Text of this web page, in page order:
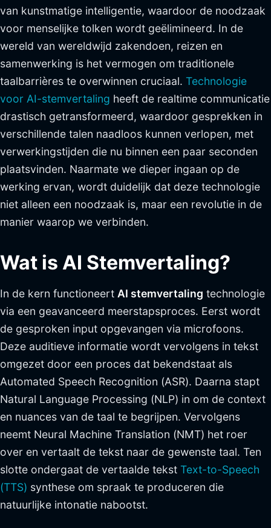
van kunstmatige intelligentie, waardoor de noodzaak
voor menselijke tolken wordt geëlimineerd. In de
wereld van wereldwijd zakendoen, reizen en
samenwerking is het vermogen om traditionele
taalbarrières te overwinnen cruciaal. Technologie
voor AI-stemvertaling heeft de realtime communicatie
drastisch getransformeerd, waardoor gesprekken in
verschillende talen naadloos kunnen verlopen, met
verwerkingstijden die nu binnen een paar seconden
plaatsvinden. Naarmate we dieper ingaan op de
werking ervan, wordt duidelijk dat deze technologie
niet alleen een noodzaak is, maar een revolutie in de
manier waarop we verbinden.
Wat is AI Stemvertaling?
In de kern functioneert AI stemvertaling technologie
via een geavanceerd meerstapsproces. Eerst wordt
de gesproken input opgevangen via microfoons.
Deze auditieve informatie wordt vervolgens in tekst
omgezet door een proces dat bekendstaat als
Automated Speech Recognition (ASR). Daarna stapt
Natural Language Processing (NLP) in om de context
en nuances van de taal te begrijpen. Vervolgens
neemt Neural Machine Translation (NMT) het roer
over en vertaalt de tekst naar de gewenste taal. Ten
slotte ondergaat de vertaalde tekst Text-to-Speech
(TTS) synthese om spraak te produceren die
natuurlijke intonatie nabootst.